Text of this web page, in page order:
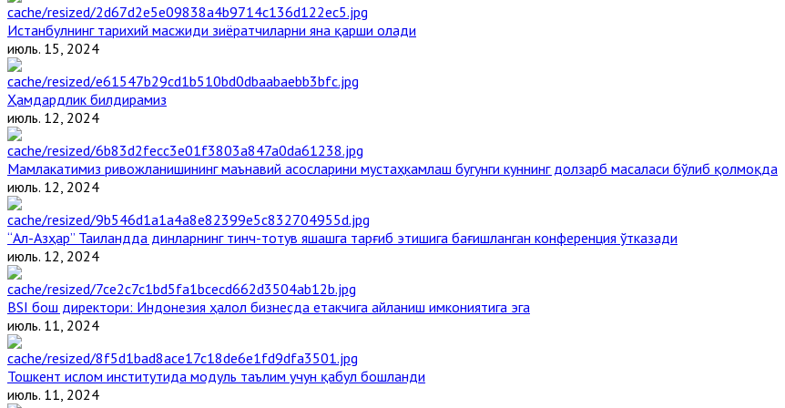
Истанбулнинг тарихий масжиди зиёратчиларни яна қарши олади
июль. 15, 2024
Ҳамдардлик билдирамиз
июль. 12, 2024
Мамлакатимиз ривожланишининг маънавий асосларини мустаҳкамлаш бугунги куннинг долзарб масаласи бўлиб қолмоқда
июль. 12, 2024
“Ал-Азҳар” Таиландда динларнинг тинч-тотув яшашга тарғиб этишига бағишланган конференция ўтказади
июль. 12, 2024
BSI бош директори: Индонезия ҳалол бизнесда етакчига айланиш имкониятига эга
июль. 11, 2024
Тошкент ислом институтида модуль таълим учун қабул бошланди
июль. 11, 2024